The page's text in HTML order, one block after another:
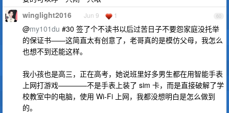
60
winglight2016 Jun 9 1
@my101du #30 签了个不读书以后过苦日子不要怨家庭没托举
的保证书——这简直太有创意了，老哥真的是模仿父母，我怎么
也想不到还能这样。
我小孩也是高三，正在高考，她说班里好多男生都在用智能手表
上网打游戏————不是手表上装了 sim 卡，而是直接破解了学
校教室中的电脑，使用 Wi-Fi 上网，我都没想明白是怎么做到
的。